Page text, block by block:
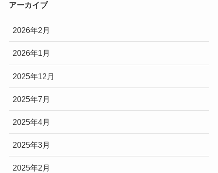
アーカイブ
2026年2月
2026年1月
2025年12月
2025年7月
2025年4月
2025年3月
2025年2月